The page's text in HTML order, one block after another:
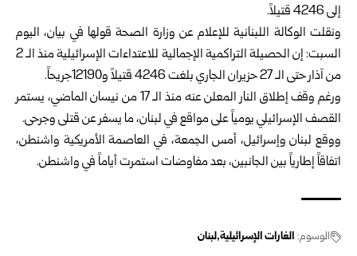
إلى 4246 قتيلاً.
ونقلت الوكالة اللبنانية للإعلام عن وزارة الصحة قولها في بيان، اليوم
السبت: إن الحصيلة التراكمية الإجمالية للاعتداءات الإسرائيلية منذ الـ 2
من آذار حتى الـ 27 حزيران الجاري بلغت 4246 قتيلاً و12190جريحاً.
ورغم وقف إطلاق النار المعلن عنه منذ الـ 17 من نيسان الماضي، يستمر
القصف الإسرائيلي يومياً على مواقع في لبنان، ‌‏ما يسفر عن قتلى وجرحى.
ووقع لبنان وإسرائيل، أمس الجمعة، في العاصمة الأمريكية واشنطن،
اتفاقاً إطارياً بين الجانبين، بعد مفاوضات استمرت أياماً في واشنطن.
الوسوم: الغارات الإسرائيلية لبنان